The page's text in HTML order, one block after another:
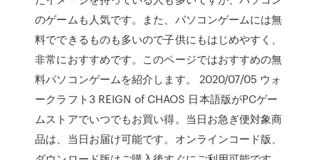
のゲームも人気です。また、パソコンゲームには無
料でできるものも多いので子供にもはじめやすく、
非常におすすめです。このページではおすすめの無
料パソコンゲームを紹介します。 2020/07/05 ウォ
ークラフト3 REIGN of CHAOS 日本語版がPCゲー
ムストアでいつでもお買い得。当日お急ぎ便対象商
品は、当日お届け可能です。オンラインコード版、